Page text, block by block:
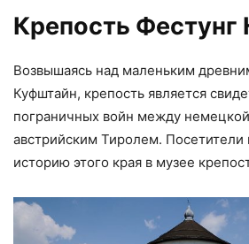
Крепость
Возвышаясь над маленьким
Куфштайн, крепость является
пограничных войн между
австрийским Тиролем. Посетители
историю этого края в музее